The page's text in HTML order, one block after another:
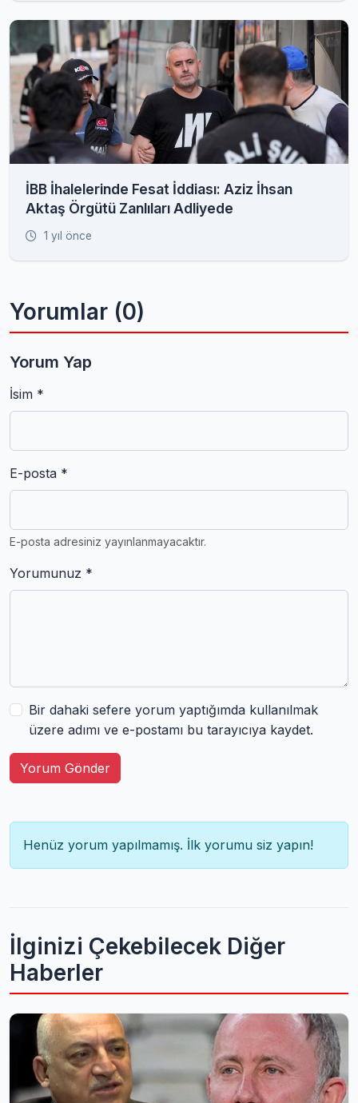
İBB İhalelerinde Fesat İddiası: Aziz İhsan
Aktaş Örgütü Zanlıları Adliyede
1 yıl önce
Yorumlar (0)
Yorum Yap
İsim *
E-posta *
E-posta adresiniz yayınlanmayacaktır.
Yorumunuz *
Bir dahaki sefere yorum yaptığımda kullanılmak
üzere adımı ve e-postamı bu tarayıcıya kaydet.
Yorum Gönder
Henüz yorum yapılmamış. İlk yorumu siz yapın!
İlginizi Çekebilecek Diğer
Haberler